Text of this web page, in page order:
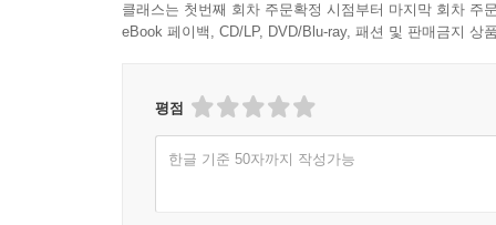
클래스는 첫번째 회차 주문확정 시점부터 마지막 회차 주
eBook 페이백, CD/LP, DVD/Blu-ray, 패션 및 판매금지 상
평점
한글 기준 50자까지 작성가능